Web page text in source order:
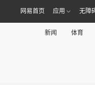
网易首页 应用 无障
新闻 体育